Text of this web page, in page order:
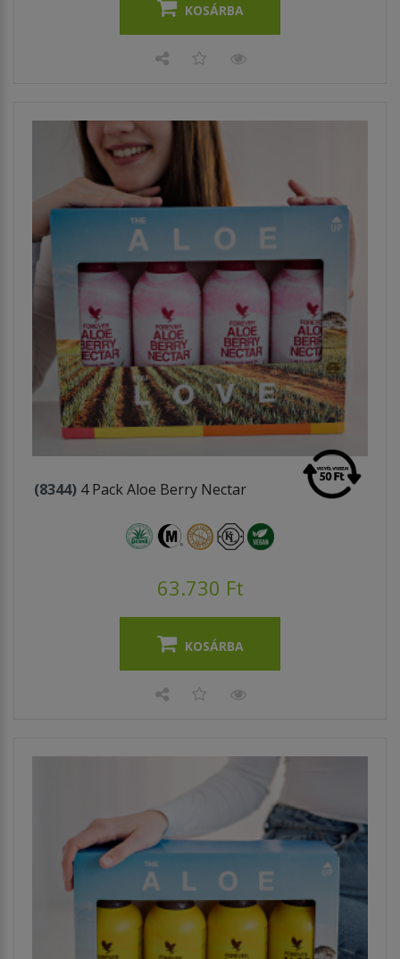
KOSÁRBA
(8344) 4 Pack Aloe Berry Nectar
63.730 Ft
KOSÁRBA